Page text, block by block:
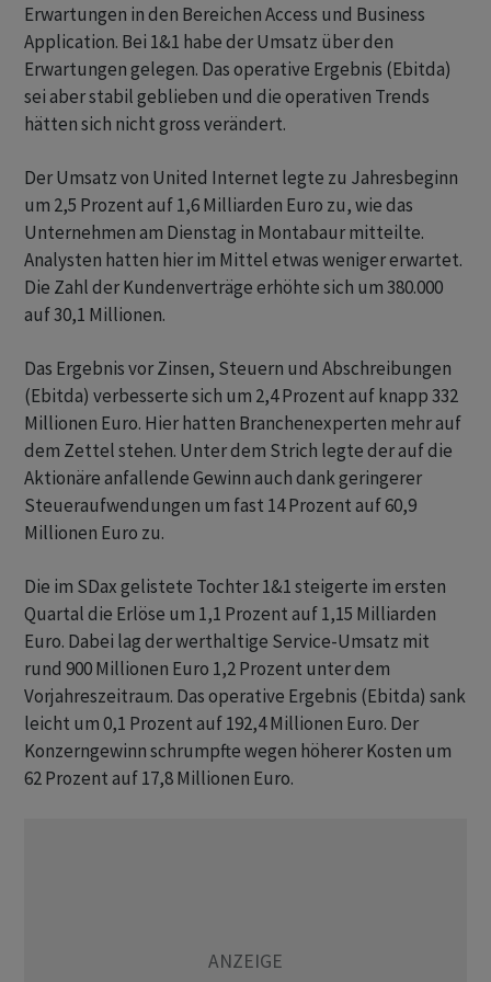
Erwartungen in den Bereichen Access und Business
Application. Bei 1&1 habe der Umsatz über den
Erwartungen gelegen. Das operative Ergebnis (Ebitda)
sei aber stabil geblieben und die operativen Trends
hätten sich nicht gross verändert.
Der Umsatz von United Internet legte zu Jahresbeginn
um 2,5 Prozent auf 1,6 Milliarden Euro zu, wie das
Unternehmen am Dienstag in Montabaur mitteilte.
Analysten hatten hier im Mittel etwas weniger erwartet.
Die Zahl der Kundenverträge erhöhte sich um 380.000
auf 30,1 Millionen.
Das Ergebnis vor Zinsen, Steuern und Abschreibungen
(Ebitda) verbesserte sich um 2,4 Prozent auf knapp 332
Millionen Euro. Hier hatten Branchenexperten mehr auf
dem Zettel stehen. Unter dem Strich legte der auf die
Aktionäre anfallende Gewinn auch dank geringerer
Steueraufwendungen um fast 14 Prozent auf 60,9
Millionen Euro zu.
Die im SDax gelistete Tochter 1&1 steigerte im ersten
Quartal die Erlöse um 1,1 Prozent auf 1,15 Milliarden
Euro. Dabei lag der werthaltige Service-Umsatz mit
rund 900 Millionen Euro 1,2 Prozent unter dem
Vorjahreszeitraum. Das operative Ergebnis (Ebitda) sank
leicht um 0,1 Prozent auf 192,4 Millionen Euro. Der
Konzerngewinn schrumpfte wegen höherer Kosten um
62 Prozent auf 17,8 Millionen Euro.